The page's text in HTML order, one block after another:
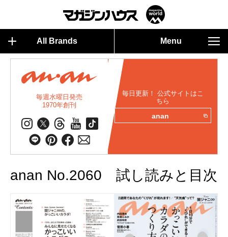
All Brands Menu
毎週水曜日発売
1970年創刊
毎日更新！ 公式サイトはこ
ちら
anan
anan No.2060 試し読みと目次